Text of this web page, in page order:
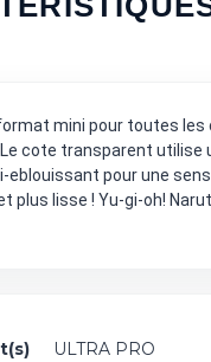
mini pour toutes les
cote transparent utilise
eblouissant pour une
plus lisse ! Yu-gi-oh!
ULTRA PRO